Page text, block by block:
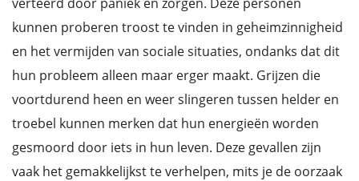
kunnen proberen troost te vinden in geheimzinnigheid
en het vermijden van sociale situaties, ondanks dat dit
hun probleem alleen maar erger maakt. Grijzen die
voortdurend heen en weer slingeren tussen helder en
troebel kunnen merken dat hun energieën worden
gesmoord door iets in hun leven. Deze gevallen zijn
vaak het gemakkelijkst te verhelpen, mits je de oorzaak